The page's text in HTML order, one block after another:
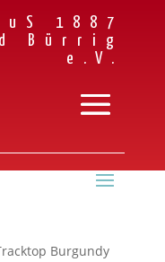
1887
Bürrig
e.V.
Burgundy